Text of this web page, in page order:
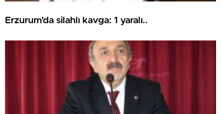
Erzurum’da silahlı kavga: 1 yaralı..